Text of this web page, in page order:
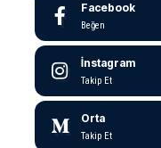
Facebook
Beğen
İnstagram
Takip Et
Orta
Takip Et